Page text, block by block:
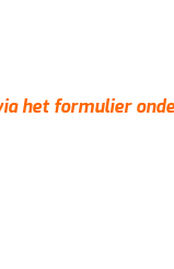
het formulier